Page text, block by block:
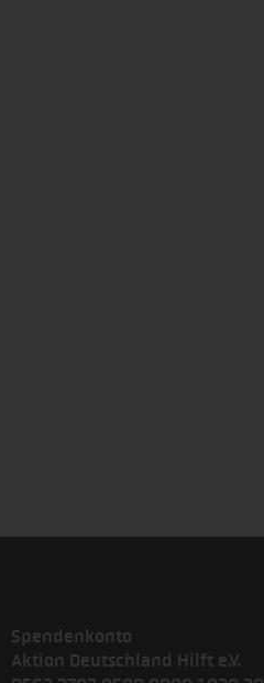
Spendenkonto
Aktion Deutschland Hilft e.V.